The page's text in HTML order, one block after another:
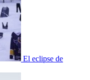
El eclipse de